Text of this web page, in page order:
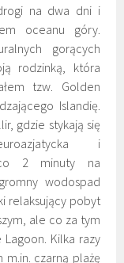
na dwa dni i
oceanu góry.
gorących
rodzinką, która
tzw. Golden
Islandię.
gdzie stykają się
i
co 2 minuty na
wodospad
relaksujący pobyt
ale co za tym
Kilka razy
m.in. czarną plażę